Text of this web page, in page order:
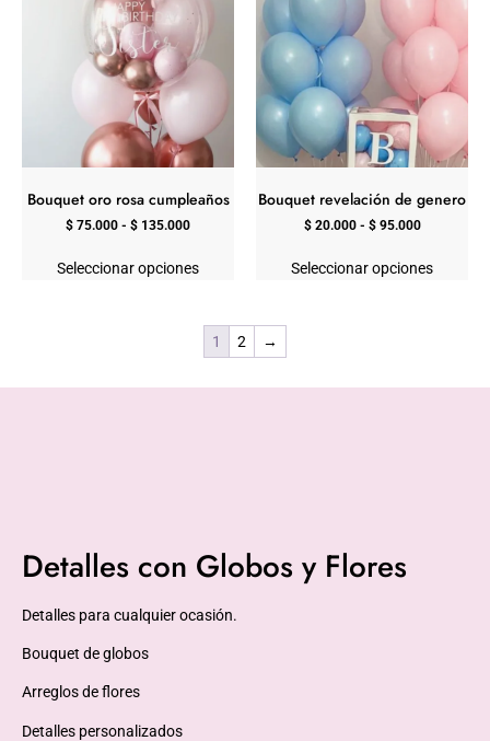
Bouquet oro rosa cumpleaños
$ 75.000 - $ 135.000
Seleccionar opciones
Bouquet revelación de genero
$20.000 - $95.000
Seleccionar opciones
1 2 →
Detalles con Globos y Flores
Detalles para cualquier ocasión.
Bouquet de globos
Arreglos de flores
Detalles personalizados